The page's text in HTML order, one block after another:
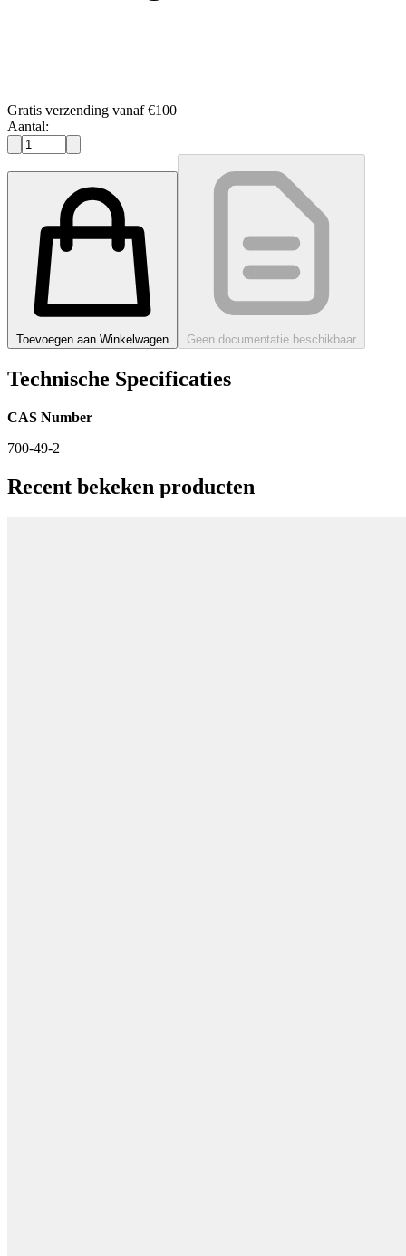
Gratis verzending vanaf €100
Aantal:
Toevoegen aan Winkelwagen Geen documentatie beschikbaar
Technische Specificaties
CAS Number
700-49-2
Recent bekeken producten